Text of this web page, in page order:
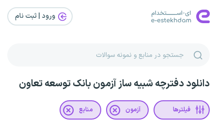
ورود | ثبت‌ نام
دانلود دفترچه شبیه ساز آزمون بانک توسعه تعاون
فیلترها آزمون منابع